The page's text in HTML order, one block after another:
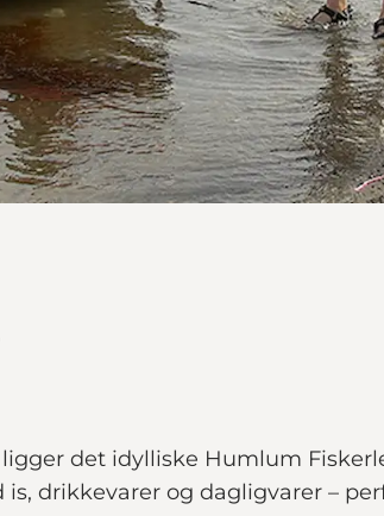
det idylliske Humlum
drikkevarer og dagligvarer –